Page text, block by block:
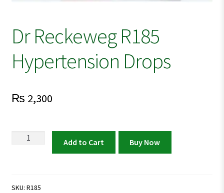
Dr Reckeweg R185
Hypertension Drops
₨ 2,300
Drops
Add to Cart Buy Now
SKU: R185